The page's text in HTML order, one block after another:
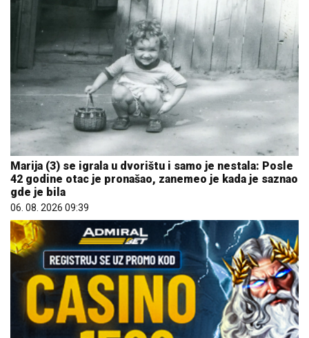
Marija (3) se igrala u dvorištu i samo je nestala: Posle
42 godine otac je pronašao, zanemeo je kada je saznao
gde je bila
06. 08. 2026 09:39